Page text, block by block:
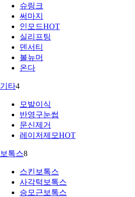
슈링크
써마지
인모드HOT
실리프팅
덴서티
볼뉴머
온다
기타4
모발이식
반영구눈썹
문신제거
레이저제모HOT
보톡스8
스킨보톡스
사각턱보톡스
승모근보톡스